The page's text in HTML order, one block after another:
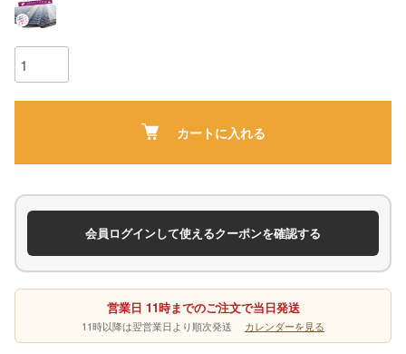
カートに入れる
会員ログインして使えるクーポンを確認する
営業日 11時までのご注文で当日発送
11時以降は翌営業日より順次発送 カレンダーを見る